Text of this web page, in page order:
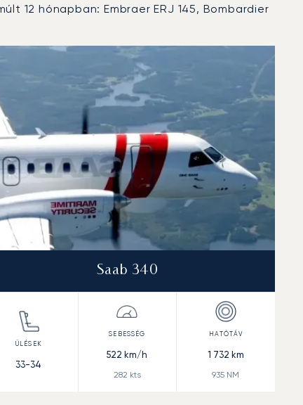
12 hónapban: Embraer ERJ 145, Bombardier
2025-ben
Saab 340
33-34
522 km/h
282 kts
1 732 km
935 NM